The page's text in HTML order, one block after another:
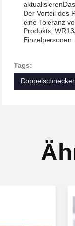
Der Vorteil des
eine Toleranz
Produkts,
Einzelpersonen..
Tags: